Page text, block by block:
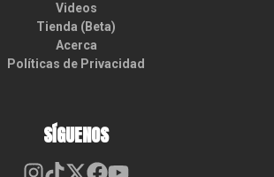
Videos
Tienda (Beta)
Acerca
Políticas de Privacidad
SÍGUENOS